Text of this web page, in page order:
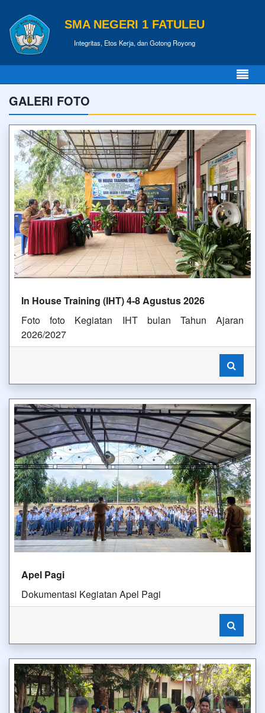
SMA NEGERI 1 FATULEU
Integritas, Etos Kerja, dan Gotong Royong
GALERI FOTO
In House Training (IHT) 4-8 Agustus 2026
Foto foto Kegiatan IHT bulan Tahun Ajaran
2026/2027
Apel Pagi
Dokumentasi Kegiatan Apel Pagi